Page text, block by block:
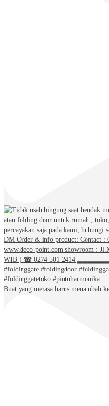
Buat yang merasa harus menambah